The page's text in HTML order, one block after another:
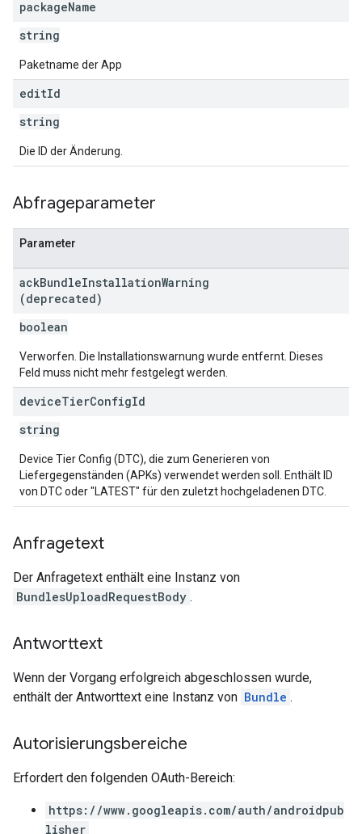
packageName
string
Paketname der App
editId
string
Die ID der Änderung.
Abfrageparameter
Parameter
ackBundleInstallationWarning
(deprecated)
boolean
Verworfen. Die Installationswarnung wurde entfernt. Dieses
Feld muss nicht mehr festgelegt werden.
deviceTierConfigId
string
Device Tier Config (DTC), die zum Generieren von
Liefergegenständen (APKs) verwendet werden soll. Enthält ID
von DTC oder "LATEST" für den zuletzt hochgeladenen DTC.
Anfragetext
Der Anfragetext enthält eine Instanz von
BundlesUploadRequestBody .
Antworttext
Wenn der Vorgang erfolgreich abgeschlossen wurde,
enthält der Antworttext eine Instanz von Bundle .
Autorisierungsbereiche
Erfordert den folgenden OAuth-Bereich:
https://www.googleapis.com/auth/androidpub
lisher